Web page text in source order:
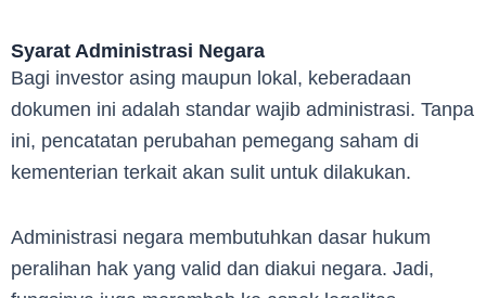
Syarat Administrasi Negara
Bagi investor asing maupun lokal, keberadaan
dokumen ini adalah standar wajib administrasi. Tanpa
ini, pencatatan perubahan pemegang saham di
kementerian terkait akan sulit untuk dilakukan.
Administrasi negara membutuhkan dasar hukum
peralihan hak yang valid dan diakui negara. Jadi,